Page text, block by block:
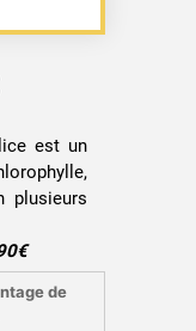
Le
prix
actuel
4,90 €.
est un
plusieurs
de